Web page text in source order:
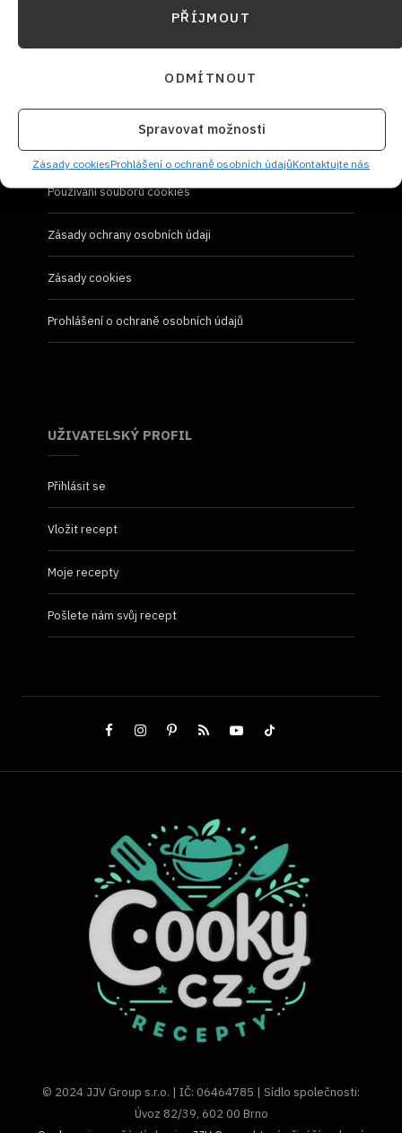
PŘÍJMOUT
ODMÍTNOUT
Spravovat možnosti
Zásady cookiesProhlášení o ochraně osobních údajůKontaktujte nás
O nás
Kontaktujte nás
Používání souborů cookies
Zásady ochrany osobních údaji
Zásady cookies
Prohlášení o ochraně osobních údajů
UŽIVATELSKÝ PROFIL
Přihlásit se
Vložit recept
Moje recepty
Pošlete nám svůj recept
© 2024 JJV Group s.r.o. | IČ: 06464785 | Sídlo společnosti:
Úvoz 82/39, 602 00 Brno